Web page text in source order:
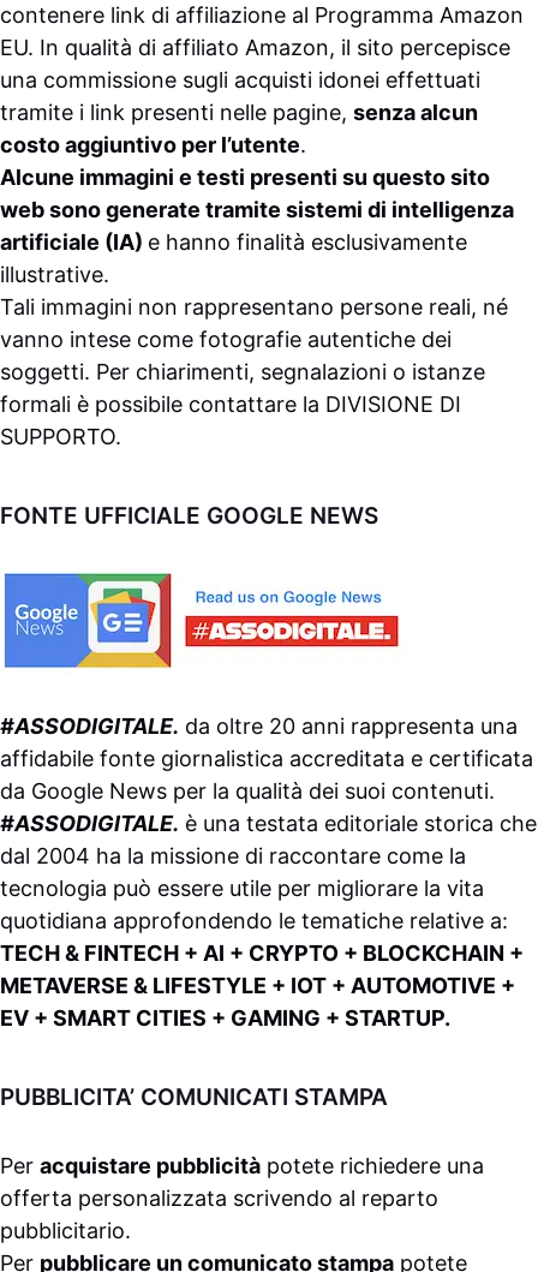
contenere link di affiliazione al Programma Amazon
EU. In qualità di affiliato Amazon, il sito percepisce
una commissione sugli acquisti idonei effettuati
tramite i link presenti nelle pagine, senza alcun
costo aggiuntivo per l’utente.
Alcune immagini e testi presenti su questo sito
web sono generate tramite sistemi di intelligenza
artificiale (IA) e hanno finalità esclusivamente
illustrative.
Tali immagini non rappresentano persone reali, né
vanno intese come fotografie autentiche dei
soggetti. Per chiarimenti, segnalazioni o istanze
formali è possibile contattare la DIVISIONE DI
SUPPORTO.
FONTE UFFICIALE GOOGLE NEWS
#ASSODIGITALE. da oltre 20 anni rappresenta una
affidabile fonte giornalistica accreditata e certificata
da Google News per la qualità dei suoi contenuti.
#ASSODIGITALE. è una testata editoriale storica che
dal 2004 ha la missione di raccontare come la
tecnologia può essere utile per migliorare la vita
quotidiana approfondendo le tematiche relative a:
TECH & FINTECH + AI + CRYPTO + BLOCKCHAIN +
METAVERSE & LIFESTYLE + IOT + AUTOMOTIVE +
EV + SMART CITIES + GAMING + STARTUP.
PUBBLICITA’ COMUNICATI STAMPA
Per acquistare pubblicità potete richiedere una
offerta personalizzata scrivendo al reparto
pubblicitario.
Per pubblicare un comunicato stampa potete